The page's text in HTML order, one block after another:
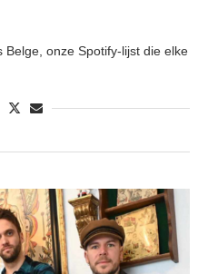
onze Spotify-lijst die elke